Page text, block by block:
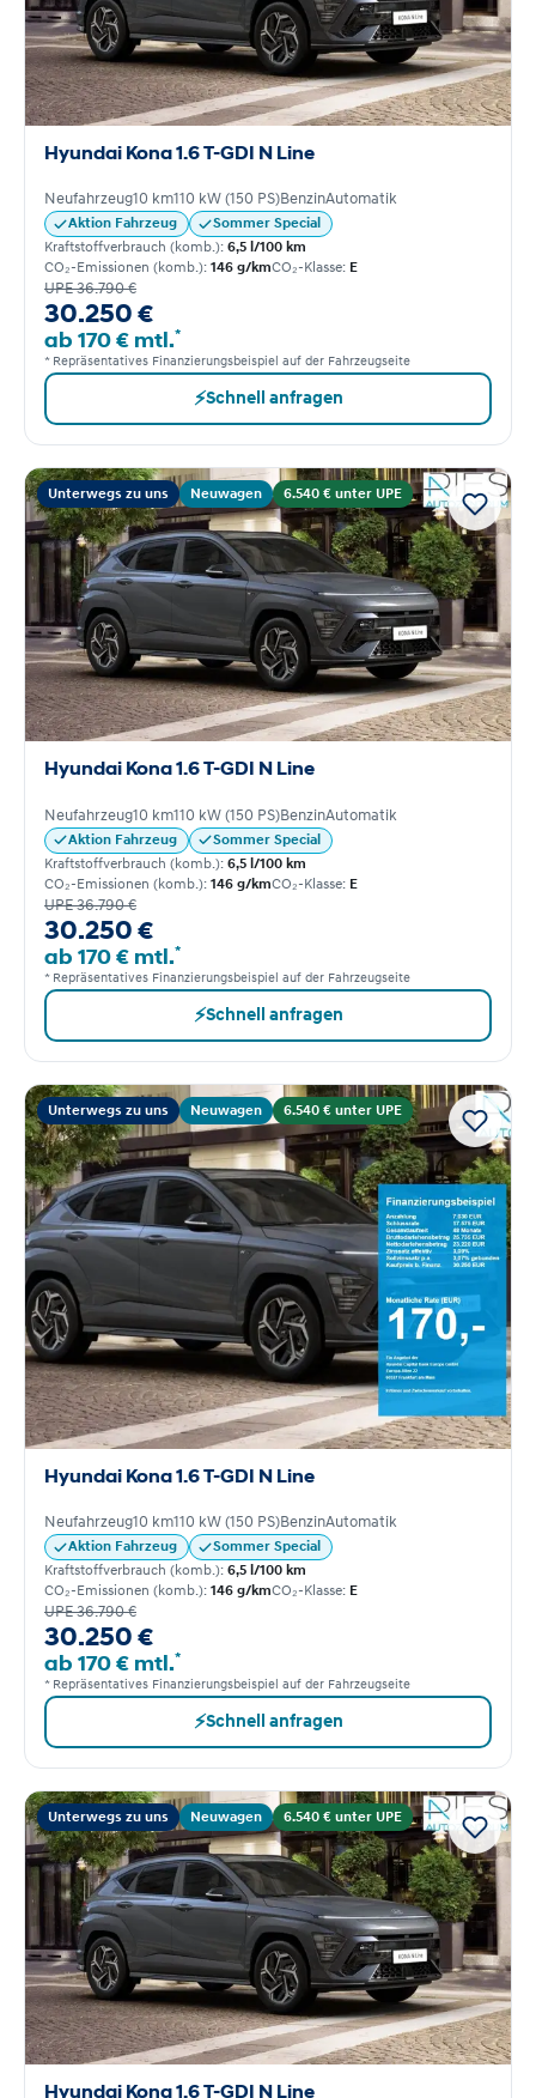
Hyundai Kona 1.6 T-GDI N Line
Neufahrzeug10 km110 kW (150 PS)BenzinAutomatik
Aktion Fahrzeug
Sommer Special
Kraftstoffverbrauch (komb.): 6,5 l/100 km
CO₂-Emissionen (komb.): 146 g/kmCO₂-Klasse: E
UPE 36.790 €
30.250 €
ab 170 € mtl.*
* Repräsentatives Finanzierungsbeispiel auf der Fahrzeugseite
⚡Schnell anfragen
Unterwegs zu uns Neuwagen 6.540 € unter UPE
Hyundai Kona 1.6 T-GDI N Line
Neufahrzeug10 km110 kW (150 PS)BenzinAutomatik
Aktion Fahrzeug
Sommer Special
Kraftstoffverbrauch (komb.): 6,5 l/100 km
CO₂-Emissionen (komb.): 146 g/kmCO₂-Klasse: E
UPE 36.790 €
30.250 €
ab 170 € mtl.*
* Repräsentatives Finanzierungsbeispiel auf der Fahrzeugseite
⚡Schnell anfragen
Unterwegs zu uns Neuwagen 6.540 € unter UPE
Hyundai Kona 1.6 T-GDI N Line
Neufahrzeug10 km110 kW (150 PS)BenzinAutomatik
Aktion Fahrzeug
Sommer Special
Kraftstoffverbrauch (komb.): 6,5 l/100 km
CO₂-Emissionen (komb.): 146 g/kmCO₂-Klasse: E
UPE 36.790 €
30.250 €
ab 170 € mtl.*
* Repräsentatives Finanzierungsbeispiel auf der Fahrzeugseite
⚡Schnell anfragen
Unterwegs zu uns Neuwagen 6.540 € unter UPE
Hyundai Kona 1.6 T-GDI N Line